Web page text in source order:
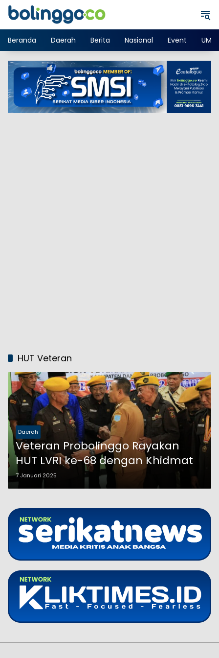
Langsung
Beranda
Daerah Berita Nasional Event
HUT Veteran
Daerah
Veteran Probolinggo Rayakan
HUT LVRI ke-68 dengan Khidmat
7 Januari 2025